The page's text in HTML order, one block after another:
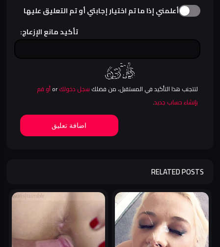
أعلمني إذا ما تم اختيار إجابتي أو تم التعليق عليها
تأكيد مانع الإزعاج:
لتتجنب هذا التأكيد في المستقبل، من فضلك سجل دخولكor
أو قم
بإنشاء حساب جديد.
اضافة تعليق
RELATED POSTS